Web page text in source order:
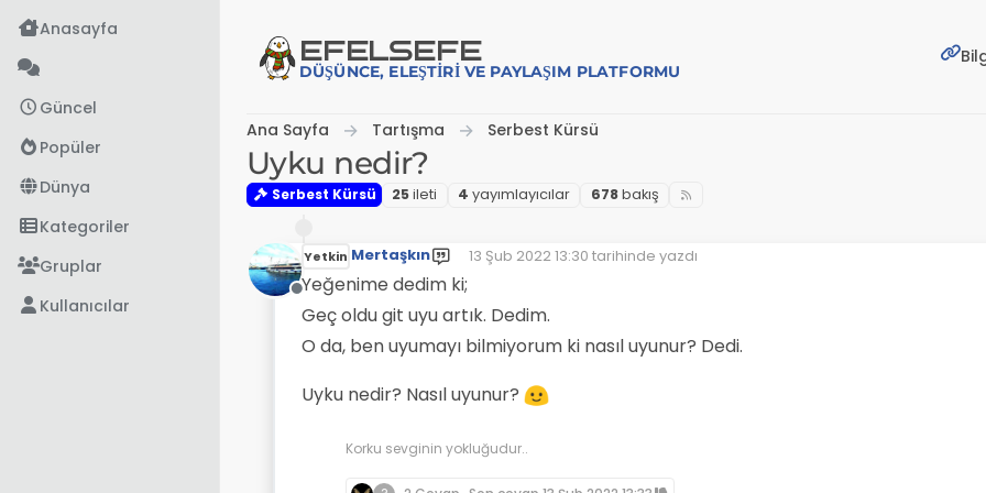
İçeriğe atla
Anasayfa
Güncel
Popüler
Dünya
Kategoriler
Gruplar
Kullanıcılar
EFELSEFE
DÜŞÜNCE, ELEŞTIRI VE PAYLAŞIM PLATFORMU
Ana Sayfa Tartışma Serbest Kürsü
Uyku nedir?
Serbest Kürsü 25i̇leti 4 yayımlayıcılar 678 bakış
Çevrimdışı
Yetkin Mertaşkın 13 Şub 2022 13:30 tarihinde yazdı
Son düzenleyen:
Yeğenime dedim ki;
Geç oldu git uyu artık. Dedim.
O da, ben uyumayı bilmiyorum ki nasıl uyunur? Dedi.
Uyku nedir? Nasıl uyunur?
Korku sevginin yokluğudur..